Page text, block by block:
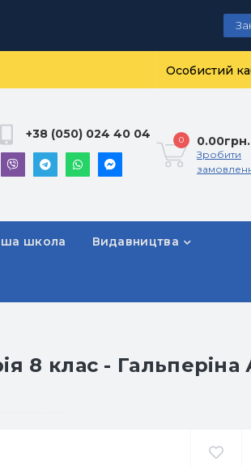
Особистий
+38 (050) 024 40 04 0 0.00грн.
Зробити
школа Видавництва
8 клас - Гальперіна